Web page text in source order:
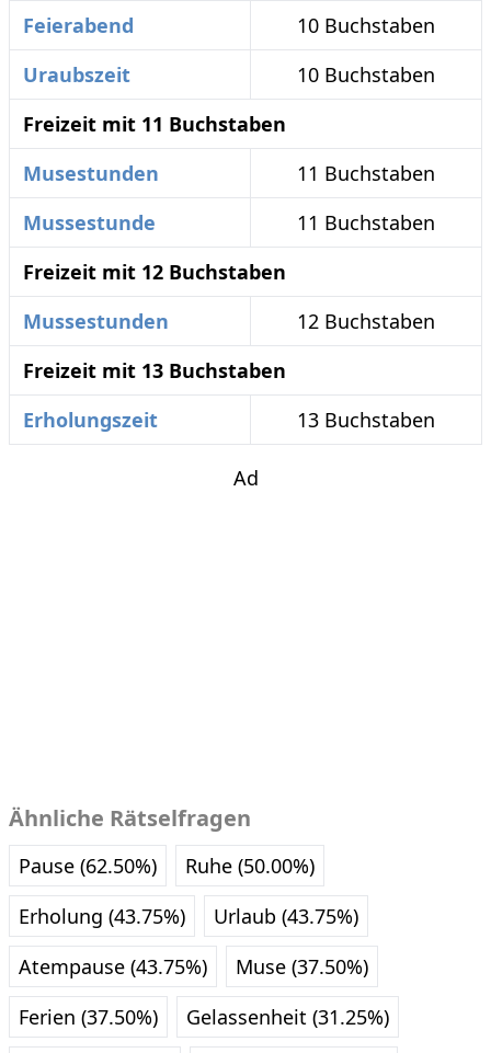
Feierabend
10 Buchstaben
Uraubszeit
10 Buchstaben
Freizeit mit 11 Buchstaben
Musestunden
11 Buchstaben
Mussestunde
11 Buchstaben
Freizeit mit 12 Buchstaben
Mussestunden
12 Buchstaben
Freizeit mit 13 Buchstaben
Erholungszeit
13 Buchstaben
Ad
Ähnliche Rätselfragen
Pause (62.50%)
Ruhe (50.00%)
Erholung (43.75%)
Urlaub (43.75%)
Atempause (43.75%)
Muse (37.50%)
Ferien (37.50%)
Gelassenheit (31.25%)